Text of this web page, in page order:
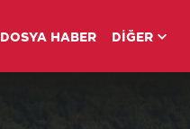
DOSYA HABER DİĞER